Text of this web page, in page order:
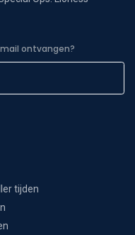
ontvangen?
tijden